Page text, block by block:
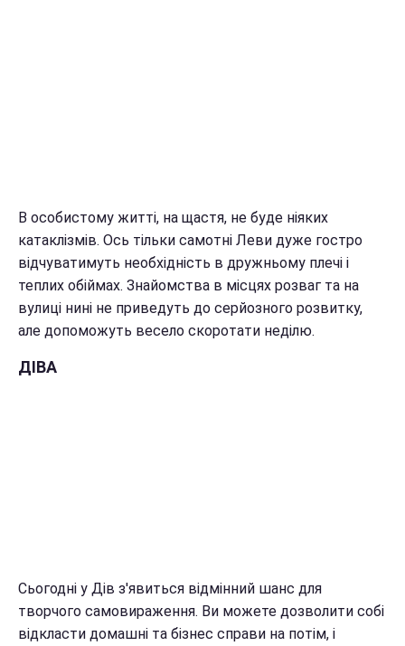
В особистому житті, на щастя, не буде ніяких
катаклізмів. Ось тільки самотні Леви дуже гостро
відчуватимуть необхідність в дружньому плечі і
теплих обіймах. Знайомства в місцях розваг та на
вулиці нині не приведуть до серйозного розвитку,
але допоможуть весело скоротати неділю.
ДІВА
Сьогодні у Дів з'явиться відмінний шанс для
творчого самовираження. Ви можете дозволити собі
відкласти домашні та бізнес справи на потім, і